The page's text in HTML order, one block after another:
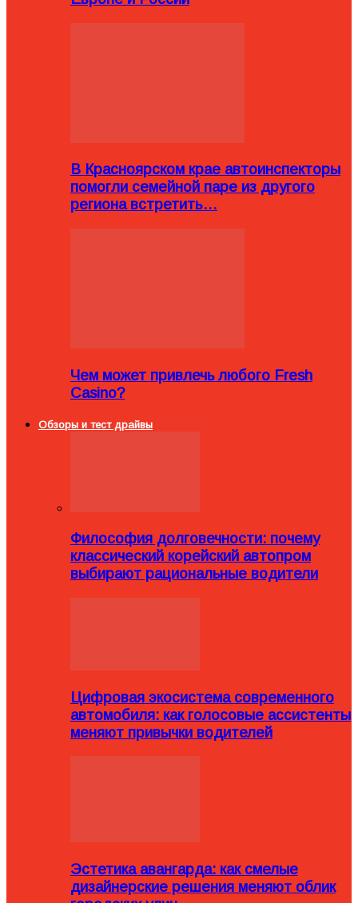
В Красноярском крае автоинспекторы
помогли семейной паре из другого
региона встретить…
Чем может привлечь любого Fresh
Casino?
Обзоры и тест драйвы
Философия долговечности: почему
классический корейский автопром
выбирают рациональные водители
Цифровая экосистема современного
автомобиля: как голосовые ассистенты
меняют привычки водителей
Эстетика авангарда: как смелые
дизайнерские решения меняют облик